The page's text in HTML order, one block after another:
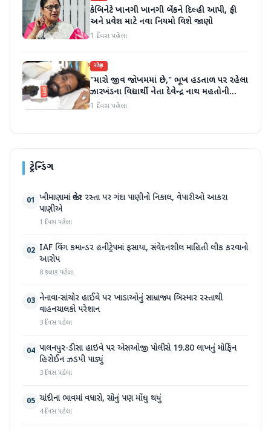
કેબિનેટે ખાનગી ખાનગી બેંકને દિલ્હી આપી, ફી
અને પ્રવેશ માટે નવા નિયમો વિશે જાણો
1 દિવસ પહેલા
રાષ્ટ્રીય
"મારો જીવ જોખમમાં છે," ભૂખ હડતાળ પર રહેલા
ઝારખંડના વિદ્યાર્થી નેતા દેવેન્દ્ર નાથ મહતોની
તબિયત ખરાબ
1 દિવસ પહેલા
ટ્રેન્ડિંગ
01 ખીમાણામાં જાહેર રસ્તા પર ગંદા પાણીનો નિકાલ, વેપારીઓ આકરા
પાણીએ
1 દિવસ પહેલા
02 IAF વિંગ કમાન્ડર હનીટ્રેપમાં ફસાયા, સંવેદનશીલ માહિતી લીક કરવાનો
આરોપ
8 કલાક પહેલા
03 નેનાવા-સાંચોર હાઈવે પર ખાડાઓનું સામ્રાજ્ય બિસ્માર રસ્તાથી
વાહનચાલકો પરેશાન
3 દિવસ પહેલા
04 પાલનપુર-ડીસા હાઇવે પર એસઓજી પોલીસે 19.80 લાખનું મોર્ફિન
હિરોઈન ઝડપી પાડ્યું
3 દિવસ પહેલા
05 ચાંદીના ભાવમાં વધારો, સોનું પણ મોંઘુ થયું
4 દિવસ પહેલા